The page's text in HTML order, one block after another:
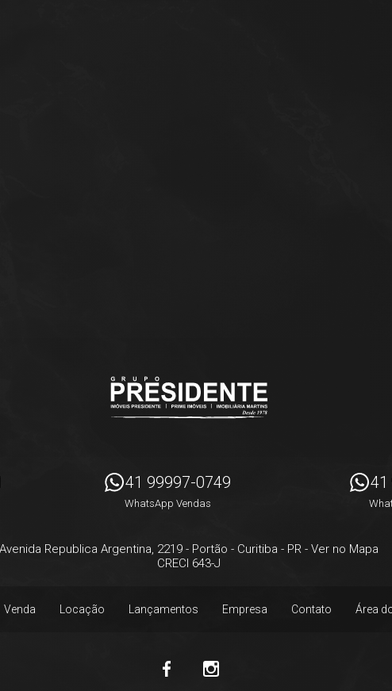
41 99997-0749
WhatsApp Vendas
41
Avenida Republica Argentina, 2219 - Portão - Curitiba - PR - Ver no Mapa
CRECI 643-J
Venda Locação Lançamentos Empresa Contato Área